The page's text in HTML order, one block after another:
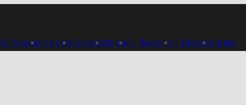
PodcasterInterviewsGästebuch🔴 Live! 📱 Unsere App⭐ ExklusivesPartner